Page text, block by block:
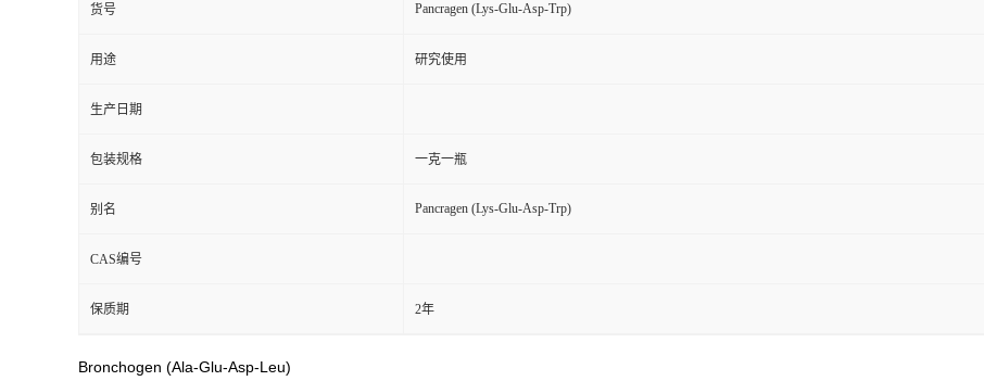
货号 Pancragen (Lys-Glu-Asp-Trp)
用途 研究使用
生产日期
包装规格 一克一瓶
别名 Pancragen (Lys-Glu-Asp-Trp)
CAS编号
保质期 2年
Bronchogen (Ala-Glu-Asp-Leu)